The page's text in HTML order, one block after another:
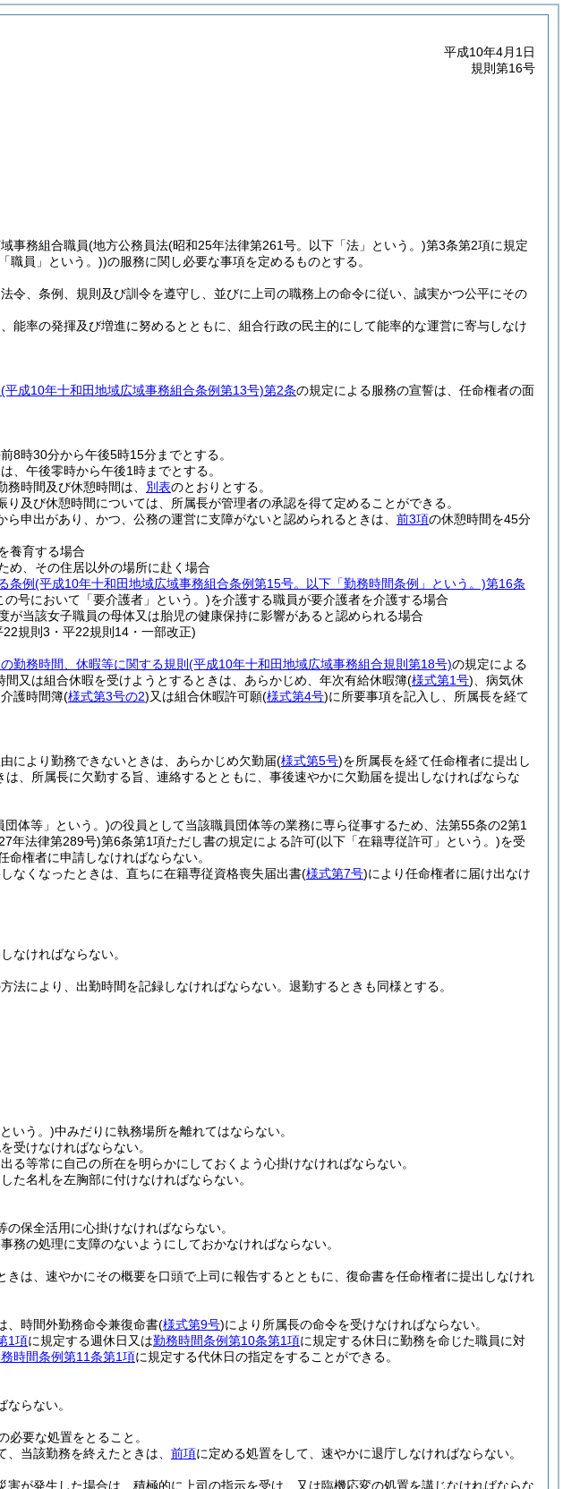
平成10年4月1日
規則第16号
事務組合職員(地方公務員法(昭和25年法律第261号。以下「法」という。)第3条第2項に規定
職員」という。))の服務に関し必要な事項を定めるものとする。
令、条例、規則及び訓令を遵守し、並びに上司の職務上の命令に従い、誠実かつ公平にその
能率の発揮及び増進に努めるとともに、組合行政の民主的にして能率的な運営に寄与しなけ
(平成10年十和田地域広域事務組合条例第13号)第2条の規定による服務の宣誓は、任命権者の面
8時30分から午後5時15分までとする。
、午後零時から午後1時までとする。
時間及び休憩時間は、 別表のとおりとする。
及び休憩時間については、所属長が管理者の承認を得て定めることができる。
申出があり、かつ、公務の運営に支障がないと認められるときは、 前3項の休憩時間を45分
養育する場合
め、その住居以外の場所に赴く場合
条例(平成10年十和田地域広域事務組合条例第15号。以下「勤務時間条例」という。)第16条
の号において「要介護者」という。)を介護する職員が要介護者を介護する場合
当該女子職員の母体又は胎児の健康保持に影響があると認められる場合
規則3・平22規則14・一部改正)
勤務時間、休暇等に関する規則 (平成10年十和田地域広域事務組合規則第18号)の規定による
又は組合休暇を受けようとするときは、あらかじめ、年次有給休暇簿(様式第1号) 、病気休
護時間簿(様式第3号の2)又は組合休暇許可願(様式第4号)に所要事項を記入し、所属長を経て
により勤務できないときは、あらかじめ欠勤届(様式第5号)を所属長を経て任命権者に提出し
、所属長に欠勤する旨、連絡するとともに、事後速やかに欠勤届を提出しなければならな
団体等」という。)の役員として当該職員団体等の業務に専ら従事するため、法第55条の2第1
年法律第289号)第6条第1項ただし書の規定による許可(以下「在籍専従許可」という。)を受
命権者に申請しなければならない。
なくなったときは、直ちに在籍専従資格喪失届出書(様式第7号)により任命権者に届け出なけ
なければならない。
法により、出勤時間を記録しなければならない。 退勤するときも同様とする。
いう。)中みだりに執務場所を離れてはならない。
受けなければならない。
等常に自己の所在を明らかにしておくよう心掛けなければならない。
た名札を左胸部に付けなければならない。
保全活用に心掛けなければならない。
の処理に支障のないようにしておかなければならない。
は、速やかにその概要を口頭で上司に報告するとともに、復命書を任命権者に提出しなけれ
、時間外勤務命令兼復命書(様式第9号)により所属長の命令を受けなければならない。
1項に規定する週休日又は勤務時間条例第10条第1項に規定する休日に勤務を命じた職員に対
時間条例第11条第1項に規定する代休日の指定をすることができる。
らない。
要な処置をとること。
当該勤務を終えたときは、 前項に定める処置をして、速やかに退庁しなければならない。
が発生した場合は、積極的に上司の指示を受け、又は臨機応変の処置を講じなければならな